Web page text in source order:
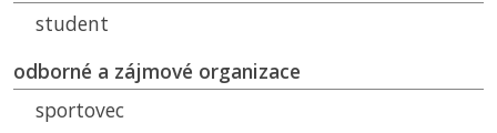
student
odborné a zájmové organizace
sportovec